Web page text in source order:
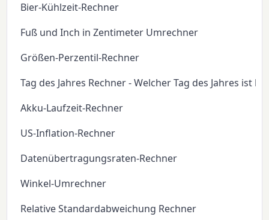
Bier-Kühlzeit-Rechner
Fuß und Inch in Zentimeter Umrechner
Größen-Perzentil-Rechner
Tag des Jahres Rechner - Welcher Tag des Jahres ist
Akku-Laufzeit-Rechner
US-Inflation-Rechner
Datenübertragungsraten-Rechner
Winkel-Umrechner
Relative Standardabweichung Rechner